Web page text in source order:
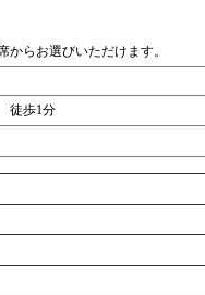
からお選びいただけます。
徒歩1分